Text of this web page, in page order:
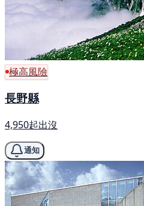
極高風險
長野縣
4,950起出沒
通知